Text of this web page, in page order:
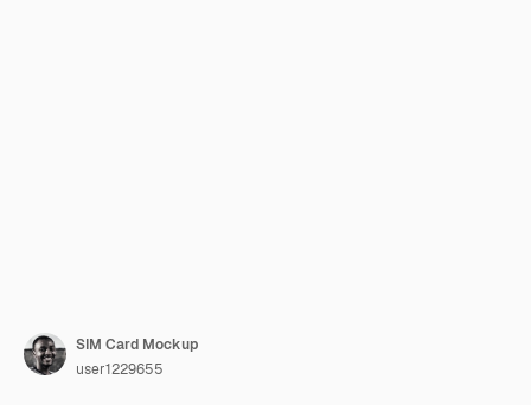
SIM Card Mockup
user1229655